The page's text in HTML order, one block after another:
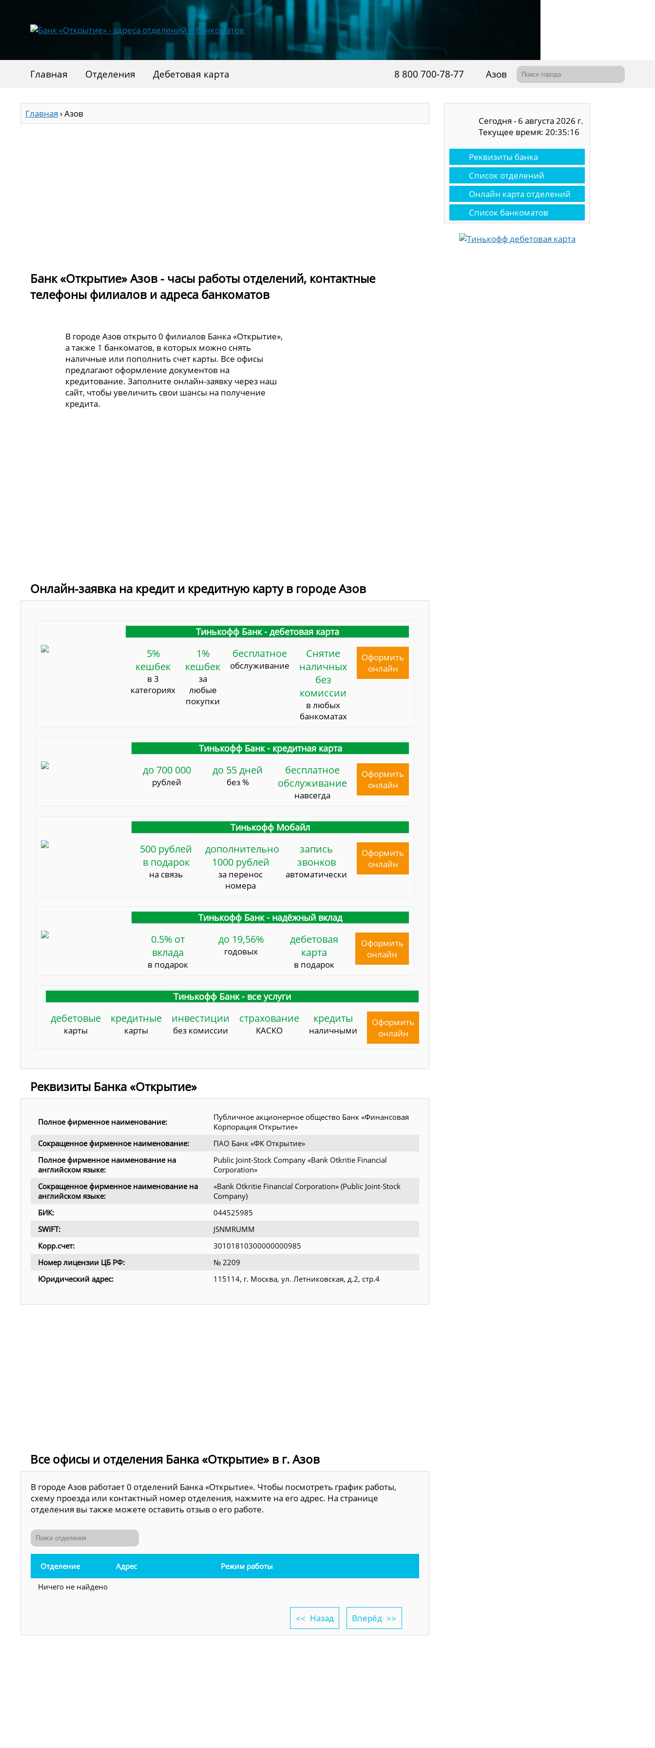
Главная Отделения Дебетовая карта 8 800 700-78-77 Азов
Главная ›Азов
Банк «Открытие» Азов - часы работы отделений, контактные
телефоны филиалов и адреса банкоматов
В городе Азов открыто 0 филиалов Банка «Открытие»,
а также 1 банкоматов, в которых можно снять
наличные или пополнить счет карты. Все офисы
предлагают оформление документов на
кредитование. Заполните онлайн-заявку через наш
сайт, чтобы увеличить свои шансы на получение
кредита.
Онлайн-заявка на кредит и кредитную карту в городе Азов
Тинькофф Банк - дебетовая карта
5%
кешбек
в 3
категориях
1%
кешбек
за
любые
покупки
бесплатное
обслуживание
Снятие
наличных
без
комиссии
в любых
банкоматах
Оформить
онлайн
Тинькофф Банк - кредитная карта
до 700 000
рублей
до 55 дней
без %
бесплатное
обслуживание
навсегда
Оформить
онлайн
Тинькофф Мобайл
500 рублей
в подарок
на связь
дополнительно
1000 рублей
за перенос
номера
запись
звонков
автоматически
Оформить
онлайн
Тинькофф Банк - надёжный вклад
0.5% от
вклада
в подарок
до 19,56%
годовых
дебетовая
карта
в подарок
Оформить
онлайн
Тинькофф Банк - все услуги
дебетовые
карты
кредитные
карты
инвестиции
без комиссии
страхование
КАСКО
кредиты
наличными
Оформить
онлайн
Реквизиты Банка «Открытие»
Полное фирменное наименование:
Публичное акционерное общество Банк «Финансовая
Корпорация Открытие»
Сокращенное фирменное наименование:
ПАО Банк «ФК Открытие»
Полное фирменное наименование на
английском языке:
Public Joint-Stock Company «Bank Otkritie Financial
Corporation»
Сокращенное фирменное наименование на
английском языке:
«Bank Otkritie Financial Corporation» (Public Joint-Stock
Company)
БИК:
044525985
SWIFT:
JSNMRUMM
Корр.счет:
30101810300000000985
Номер лицензии ЦБ РФ:
№ 2209
Юридический адрес:
115114, г. Москва, ул. Летниковская, д.2, стр.4
Все офисы и отделения Банка «Открытие» в г. Азов
В городе Азов работает 0 отделений Банка «Открытие». Чтобы посмотреть график работы,
схему проезда или контактный номер отделения, нажмите на его адрес. На странице
отделения вы также можете оставить отзыв о его работе.
Отделение Адрес Режим работы
Ничего не найдено
Назад Вперёд
Сегодня - 6 августа 2026 г.
Текущее время: 20:35:17
Реквизиты банка
Список отделений
Онлайн карта отделений
Список банкоматов